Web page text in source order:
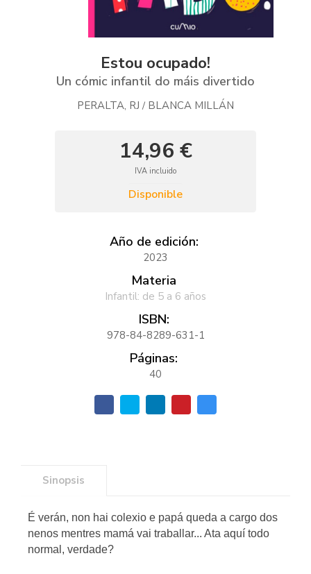
Estou ocupado!
Un cómic infantil do máis divertido
PERALTA, RJ / BLANCA MILLÁN
14,96 €
IVA incluido
Disponible
Año de edición:
2023
Materia
Infantil: de 5 a 6 años
ISBN:
978-84-8289-631-1
Páginas:
40
Sinopsis
É verán, non hai colexio e papá queda a cargo dos
nenos mentres mamá vai traballar... Ata aquí todo
normal, verdade?